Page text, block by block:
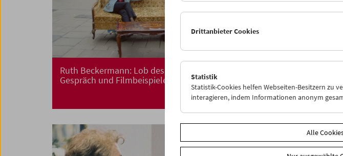
Ruth Beckermann: Lob des Umwegs
Gespräch und Filmbeispiele
Drittanbieter Cookies
Statistik
Statistik-Cookies helfen Webseiten-Besitzern zu
interagieren, indem Informationen anonym
Alle